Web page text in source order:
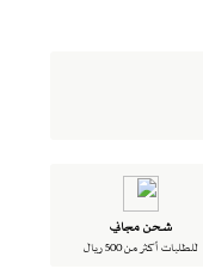
شحن مجاني
للطلبات أكثر من 500 ريال